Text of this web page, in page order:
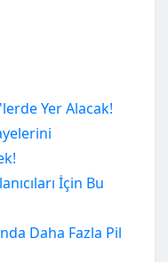
Yer Alacak!
İçin Bu
Daha Fazla Pil